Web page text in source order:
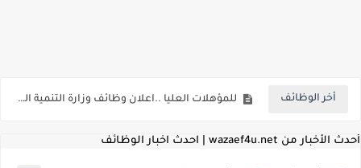
أخر الوظائف للمؤهلات العليا ..اعلان وظائف وزارة التنمية المحلية " اخصائي تخطيط - مهندس - اخصائي حاسبات - باحث قانوني " والتقديم الكتروني بتاريخ 15-7-2026
أحدث الأخبار من wazaef4u.net | احدث اخبار الوظائف